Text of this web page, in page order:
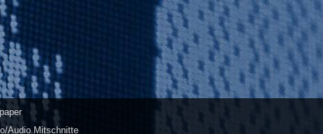
Audio Mitschnitte